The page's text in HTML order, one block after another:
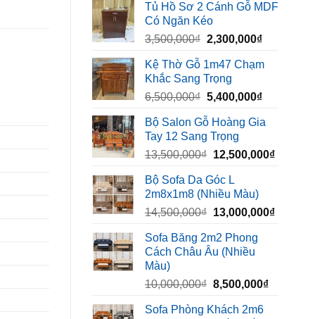
là:
450,000₫.
tại
320,000₫.
Tủ Hồ Sơ 2 Cánh Gỗ MDF
Có Ngăn Kéo
3,500,000₫ Giá
là:
3,500,000₫.
2,300,000₫Giá
tại
Kệ Thờ Gỗ 1m47 Chạm
Khắc Sang Trọng
6,500,000₫ Giá
là:
6,500,000₫.
5,400,000₫Giá
tại
Bộ Salon Gỗ Hoàng Gia
Tay 12 Sang Trọng
13,500,000₫ Giá
là:
13,500,000₫.
12,500,000₫Giá
Bộ Sofa Da Góc L
2m8x1m8 (Nhiều Màu)
14,500,000₫ Giá
là:
14,500,000₫.
13,000,000₫Giá
Sofa Băng 2m2 Phong
Cách Châu Âu (Nhiều
Màu)
10,000,000₫ Giá
là:
8,500,000₫Giá
Sofa Phòng Khách 2m6